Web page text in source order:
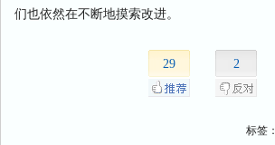
们也依然在不断地摸索改进。
29 2
标签：